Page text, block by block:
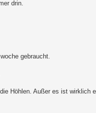
drin.
gebraucht.
Höhlen. Außer es ist wirklich